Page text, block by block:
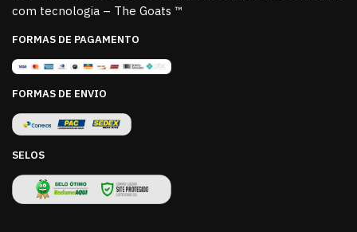
com tecnologia – The Goats ™
FORMAS DE PAGAMENTO
FORMAS DE ENVIO
SELOS